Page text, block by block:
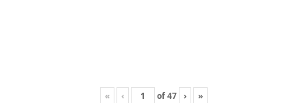
« ‹ of47 › »